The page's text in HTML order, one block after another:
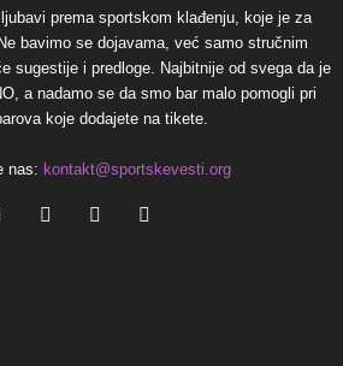
prema sportskom klađenju, koje je za
bavimo se dojavama, već samo stručnim
sugestije i predloge. Najbitnije od svega da je
a nadamo se da smo bar malo pomogli pri
koje dodajete na tikete.
nas: kontakt@sportskevesti.org